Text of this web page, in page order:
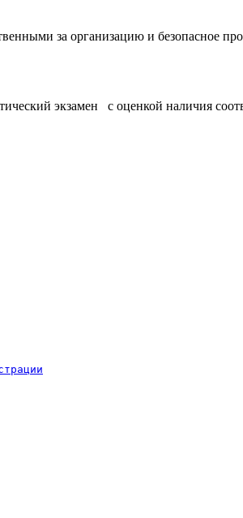
за организацию и безопасное
экзамен с оценкой наличия